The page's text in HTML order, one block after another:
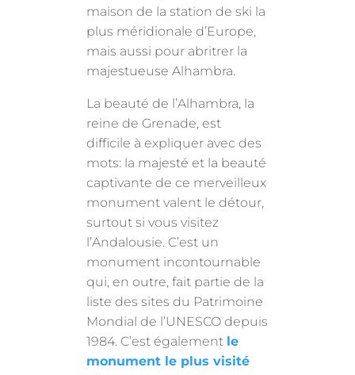
maison de la station de ski la
plus méridionale d’Europe,
mais aussi pour abritrer la
majestueuse Alhambra.
La beauté de l’Alhambra, la
reine de Grenade, est
difficile à expliquer avec des
mots: la majesté et la beauté
captivante de ce merveilleux
monument valent le détour,
surtout si vous visitez
l’Andalousie. C’est un
monument incontournable
qui, en outre, fait partie de la
liste des sites du Patrimoine
Mondial de l’UNESCO depuis
1984. C’est également le
monument le plus visité